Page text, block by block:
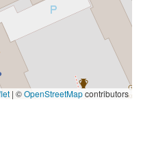
| ©OpenStreetMapcontributors